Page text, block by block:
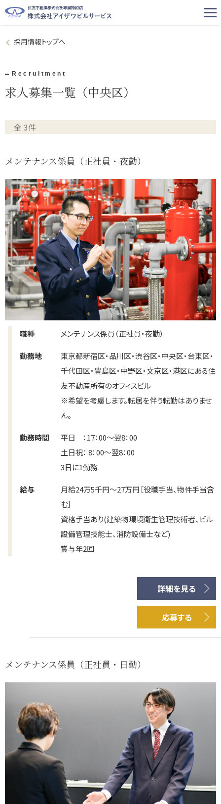
住友不動産株式会社専属特約店
採用情報トップへ
Recruitment
求人募集一覧（中央区）
全 3件
メンテナンス係員（正社員・夜勤）
職種 メンテナンス係員（正社員・夜勤）
勤務地
東京都新宿区・品川区・渋谷区・中央区・台東区・
千代田区・豊島区・中野区・文京区・港区にある住
友不動産所有のオフィスビル
※希望を考慮します。転居を伴う転勤はありませ
ん。
勤務時間
平日 ：17：00～翌8：00
土日祝： 8：00～翌8：00
3日に1勤務
給与
月給24万5千円～27万円［役職手当、物件手当含
む］
資格手当あり(建築物環境衛生管理技術者、ビル
設備管理技能士、消防設備士など)
賞与年2回
詳細を見る
応募する
メンテナンス係員（正社員・日勤）